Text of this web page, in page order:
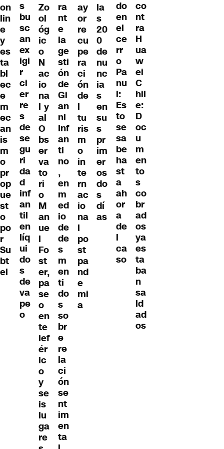
on
lin
e
y
es
ta
bl
ec
e
m
ec
an
is
m
o
pr
op
ue
st
o
po
r
Su
bt
el
s
bu
sc
an
ex
igi
r
ci
er
re
s
de
se
gu
ri
da
d
inf
an
til
en
líq
ui
do
s
de
va
pe
o
Zo
ol
óg
ic
o
N
ac
io
na
l y
al
O
bs
er
va
to
ri
o
M
an
ue
l
Fo
st
er,
pa
se
o
en
te
lef
ér
ic
o
y
se
is
lu
ga
re
ra
nt
e
la
ge
sti
ón
de
Gi
an
ni
Inf
an
ti
no
,
en
m
ed
io
de
de
s
m
en
ti
do
s
so
br
e
re
la
ci
ón
se
nt
im
en
ta
ay
or
re
cu
pe
ra
ci
ón
de
l
tu
ris
m
o
in
te
rn
ac
io
na
l
po
st
pa
nd
e
mi
a
la
s
20
0
de
nu
nc
ia
s
en
su
s
pr
im
er
os
do
s
dí
as
do
en
el
ce
rr
o
Pa
nu
l:
Es
to
se
sa
be
ha
st
a
ah
or
a
de
l
ca
so
co
nt
ra
H
ua
w
ei
C
hil
e:
D
oc
u
m
en
to
s
co
br
ad
os
ya
es
ta
ba
n
sa
ld
ad
os